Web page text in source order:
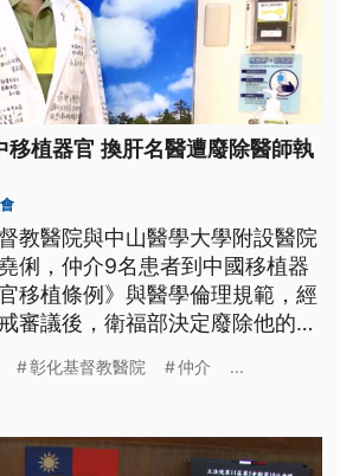
移植器官 換肝名醫遭廢除醫師執
教醫院與中山醫學大學附設醫院
俐，仲介9名患者到中國移植器
移植條例》與醫學倫理規範，經
審議後，衛福部決定廢除他的醫
彰化基督教醫院 仲介 ...